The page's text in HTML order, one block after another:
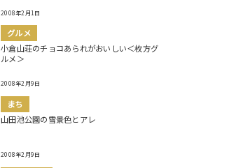
2008年2月1日
グルメ
小倉山荘のチョコあられがおいしい＜枚方グ
ルメ＞
2008年2月9日
まち
山田池公園の雪景色とアレ
2008年2月9日